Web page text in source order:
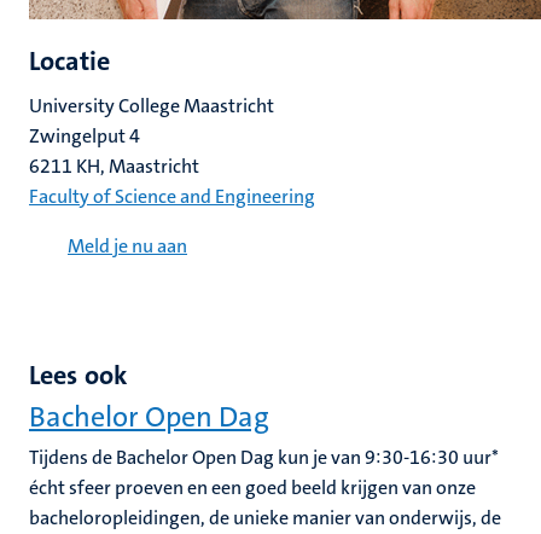
Locatie
University College Maastricht
Zwingelput 4
6211 KH, Maastricht
Faculty of Science and Engineering
Meld je nu aan
Lees ook
Bachelor Open Dag
Tijdens de Bachelor Open Dag kun je van 9:30-16:30 uur*
écht sfeer proeven en een goed beeld krijgen van onze
bacheloropleidingen, de unieke manier van onderwijs, de